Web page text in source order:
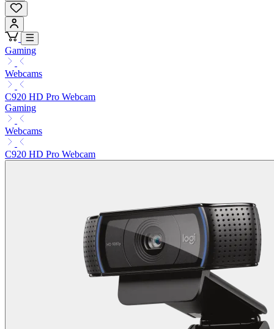
Gaming
Webcams
C920 HD Pro Webcam
Gaming
Webcams
C920 HD Pro Webcam